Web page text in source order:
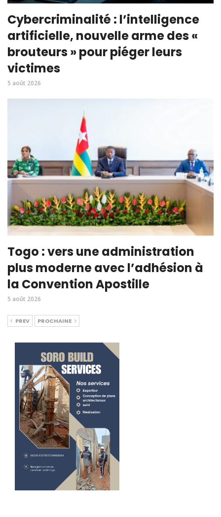
Cybercriminalité : l’intelligence
artificielle, nouvelle arme des «
brouteurs » pour piéger leurs
victimes
5 août 2026
Togo : vers une administration
plus moderne avec l’adhésion à
la Convention Apostille
5 août 2026
PREV PROCHAINE